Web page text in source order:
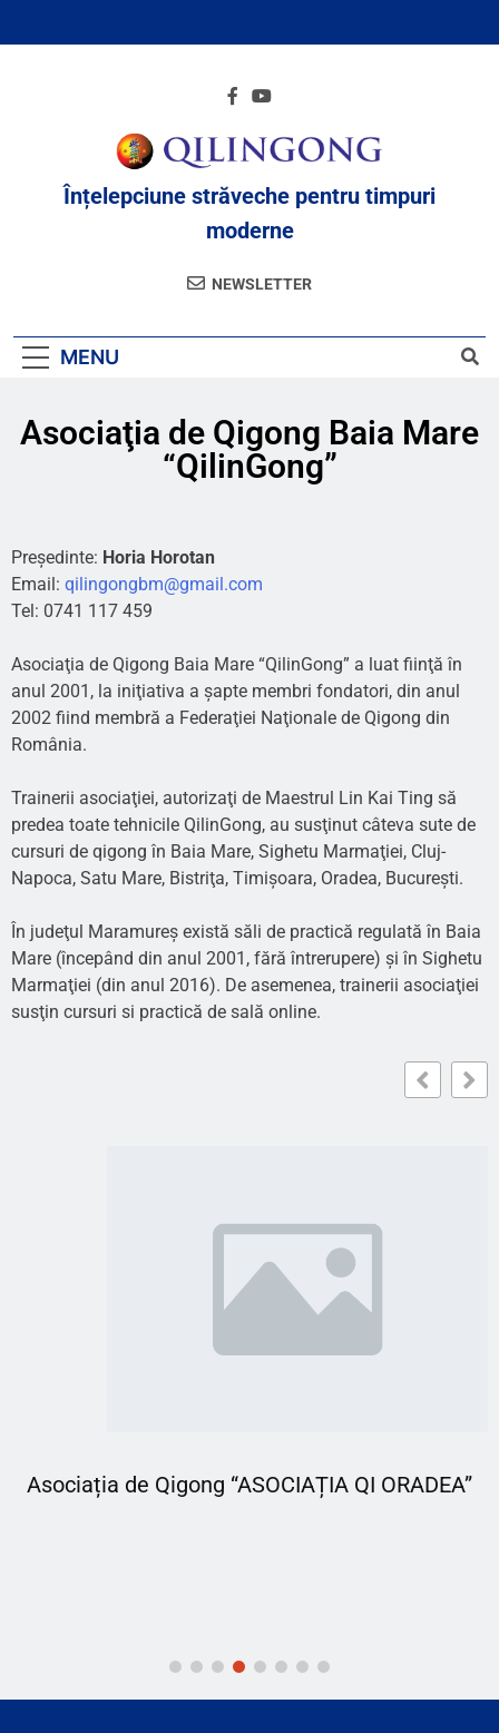
Înțelepciune străveche pentru timpuri
moderne
NEWSLETTER
MENU
Asociaţia de Qigong Baia Mare
“QilinGong”
Președinte: Horia Horotan
Email: qilingongbm@gmail.com
Tel: 0741 117 459
Asociaţia de Qigong Baia Mare “QilinGong” a luat fiinţă în
anul 2001, la iniţiativa a şapte membri fondatori, din anul
2002 fiind membră a Federaţiei Naţionale de Qigong din
România.
Trainerii asociaţiei, autorizaţi de Maestrul Lin Kai Ting să
predea toate tehnicile QilinGong, au susţinut câteva sute de
cursuri de qigong în Baia Mare, Sighetu Marmaţiei, Cluj-
Napoca, Satu Mare, Bistriţa, Timişoara, Oradea, Bucureşti.
În judeţul Maramureş există săli de practică regulată în Baia
Mare (începând din anul 2001, fără întrerupere) şi în Sighetu
Marmaţiei (din anul 2016). De asemenea, trainerii asociaţiei
susţin cursuri si practică de sală online.
Asociația de Qigong “ASOCIAȚIA QI ORADEA”